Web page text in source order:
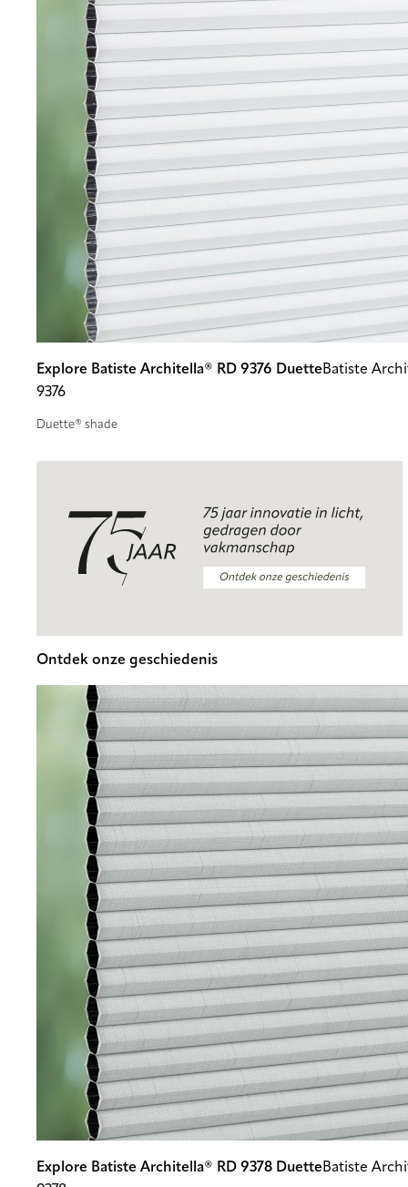
Explore Batiste Architella® RD 9376 DuetteBatiste
9376
Duette® shade
Ontdek onze geschiedenis
Explore Batiste Architella® RD 9378 DuetteBatiste